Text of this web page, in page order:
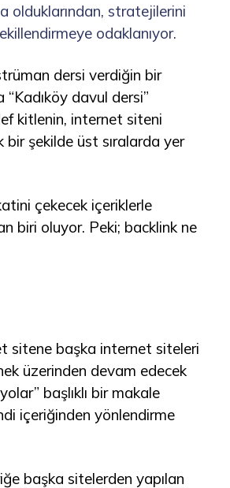
olduklarından, stratejilerini
odaklanıyor.
dersi verdiğin bir
davul dersi”
kitlenin, internet siteni
şekilde üst sıralarda yer
çekecek içeriklerle
biri oluyor. Peki; backlink ne
sitene başka internet siteleri
üzerinden devam edecek
başlıklı bir makale
içeriğinden yönlendirme
başka sitelerden yapılan